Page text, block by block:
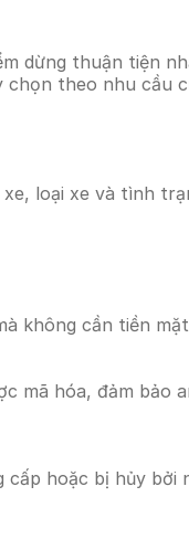
dừng thuận tiện
theo nhu cầu
loại xe và tình
không cần tiền
mã hóa, đảm bảo
hoặc bị hủy bởi